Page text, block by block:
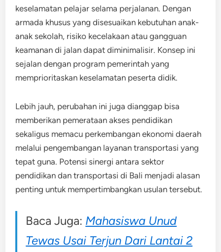
keselamatan pelajar selama perjalanan. Dengan
armada khusus yang disesuaikan kebutuhan anak-
anak sekolah, risiko kecelakaan atau gangguan
keamanan di jalan dapat diminimalisir. Konsep ini
sejalan dengan program pemerintah yang
memprioritaskan keselamatan peserta didik.
Lebih jauh, perubahan ini juga dianggap bisa
memberikan pemerataan akses pendidikan
sekaligus memacu perkembangan ekonomi daerah
melalui pengembangan layanan transportasi yang
tepat guna. Potensi sinergi antara sektor
pendidikan dan transportasi di Bali menjadi alasan
penting untuk mempertimbangkan usulan tersebut.
Baca Juga: Mahasiswa Unud
Tewas Usai Terjun Dari Lantai 2